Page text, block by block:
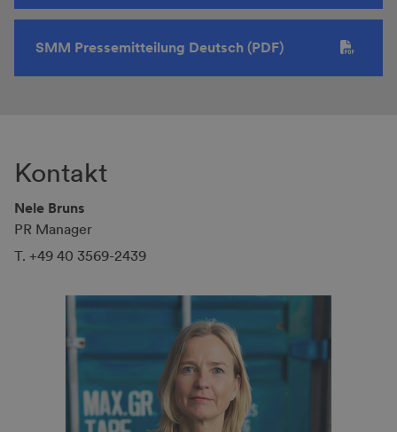
SMM Pressemitteilung Deutsch (PDF)
Kontakt
Nele Bruns
PR Manager
T. +49 40 3569-2439